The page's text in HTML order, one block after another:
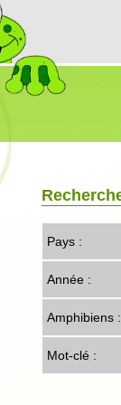
Pays :
Année :
Amphibiens :
Mot-clé :